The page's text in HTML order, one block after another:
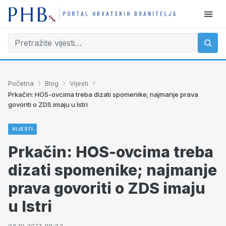
Početna › Blog › Vijesti ›
Prkačin: HOS-ovcima treba dizati spomenike; najmanje prava
govoriti o ZDS imaju u Istri
VIJESTI
Prkačin: HOS-ovcima treba
dizati spomenike; najmanje
prava govoriti o ZDS imaju
u Istri